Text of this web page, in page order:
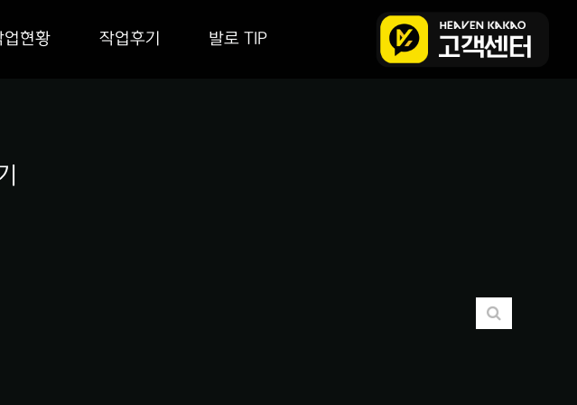
업현황 작업후기 발로 TIP